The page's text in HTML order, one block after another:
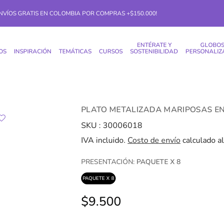
GRATIS EN COLOMBIA POR COMPRAS +$150.000!
INSPIRACIÓN TEMÁTICAS CURSOS
ENTÉRATE Y
SOSTENIBILIDAD
GLOBOS
PLATO METALIZADA MARIPOSAS
SKU : 30006018
IVA incluido. Costo de envíocalculado
PRESENTACIÓN: PAQUETE X 8
PAQUETE X 8
Precio
$9.500